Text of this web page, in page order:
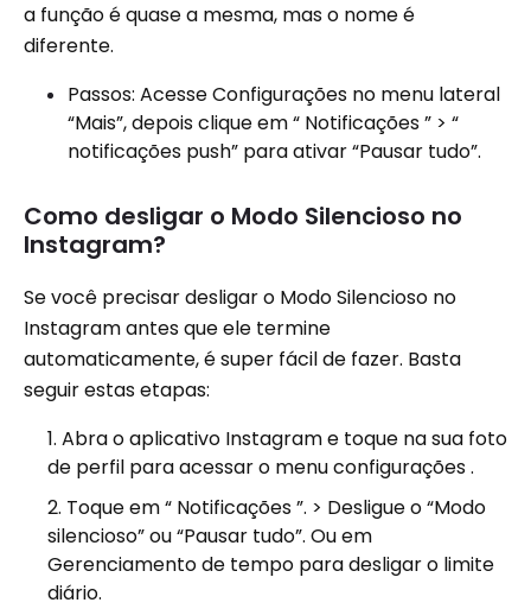
a função é quase a mesma, mas o nome é
diferente.
Passos: Acesse Configurações no menu lateral
“Mais”, depois clique em “ Notificações ” > “
notificações push” para ativar “Pausar tudo”.
Como desligar o Modo Silencioso no
Instagram?
Se você precisar desligar o Modo Silencioso no
Instagram antes que ele termine
automaticamente, é super fácil de fazer. Basta
seguir estas etapas:
Abra o aplicativo Instagram e toque na sua foto
de perfil para acessar o menu configurações .
Toque em “ Notificações ”. > Desligue o “Modo
silencioso” ou “Pausar tudo”. Ou em
Gerenciamento de tempo para desligar o limite
diário.